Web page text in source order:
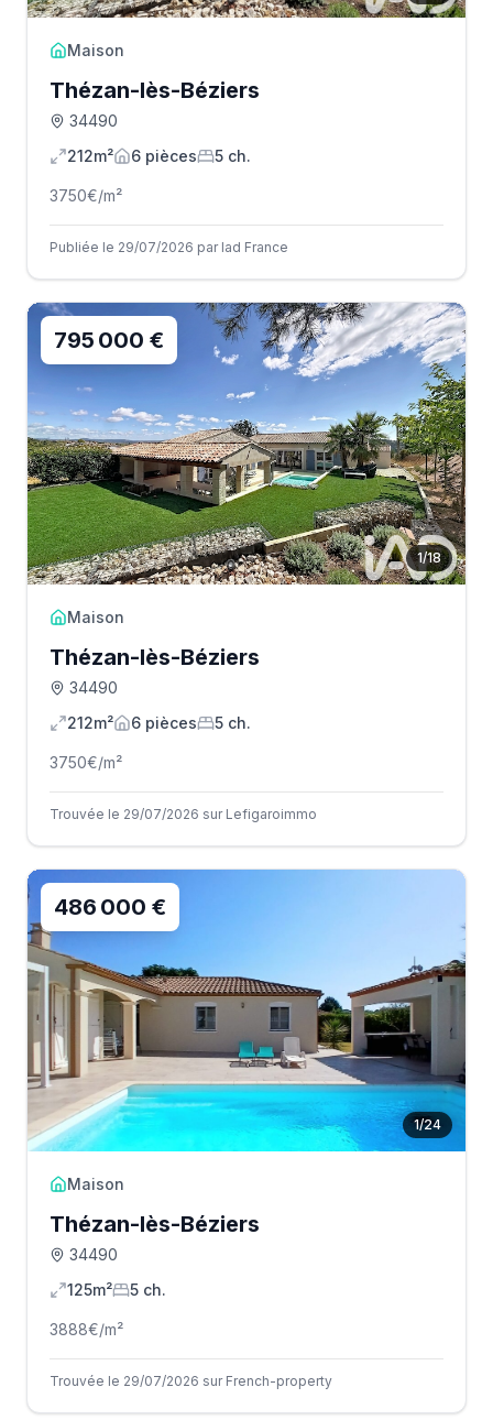
Maison
Thézan-lès-Béziers
34490
212m²
6 pièces 5 ch.
3750€/m²
Publiée le 29/07/2026 par Iad France
1/18
795 000 €
Maison
Thézan-lès-Béziers
34490
212m²
6 pièces 5 ch.
3750€/m²
Trouvée le 29/07/2026 sur Lefigaroimmo
1/24
486 000 €
Maison
Thézan-lès-Béziers
34490
125m²
5 ch.
3888€/m²
Trouvée le 29/07/2026 sur French-property